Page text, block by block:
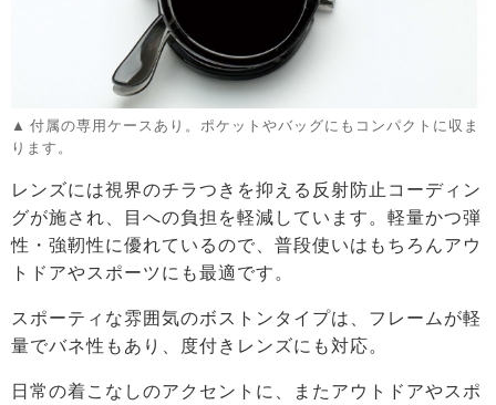
付属の専用ケースあり。ポケットやバッグにもコンパクトに収ま
ります。
レンズには視界のチラつきを抑える反射防止コーディン
グが施され、目への負担を軽減しています。軽量かつ弾
性・強靭性に優れているので、普段使いはもちろんアウ
トドアやスポーツにも最適です。
スポーティな雰囲気のボストンタイプは、フレームが軽
量でバネ性もあり、度付きレンズにも対応。
日常の着こなしのアクセントに、またアウトドアやスポ